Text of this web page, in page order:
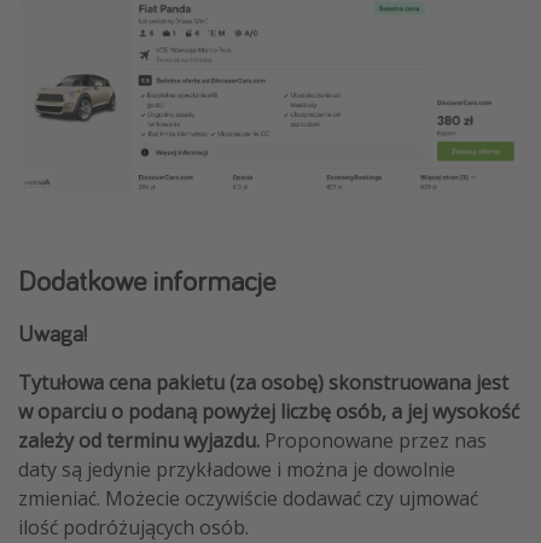
Dodatkowe informacje
Uwaga!
Tytułowa cena pakietu (za osobę) skonstruowana jest
w oparciu o podaną powyżej liczbę osób, a jej wysokość
zależy od terminu wyjazdu. Proponowane przez nas
daty są jedynie przykładowe i można je dowolnie
zmieniać. Możecie oczywiście dodawać czy ujmować
ilość podróżujących osób.